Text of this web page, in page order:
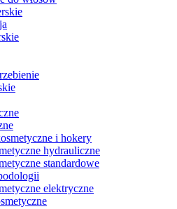
i hokery
hydrauliczne
standardowe
elektryczne